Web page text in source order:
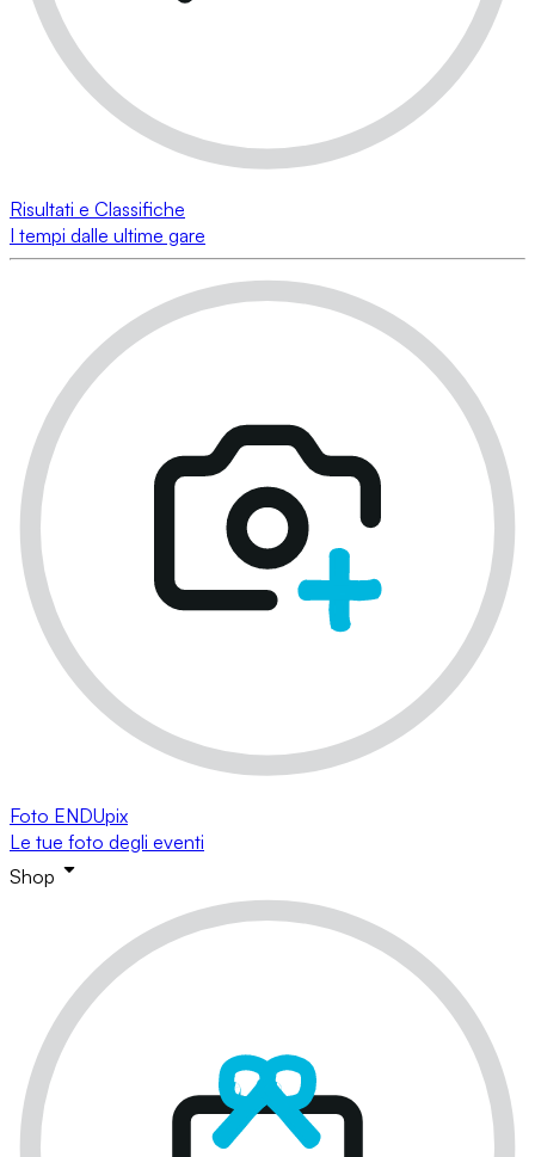
Risultati e Classifiche
I tempi dalle ultime gare
Foto ENDUpix
Le tue foto degli eventi
Shop